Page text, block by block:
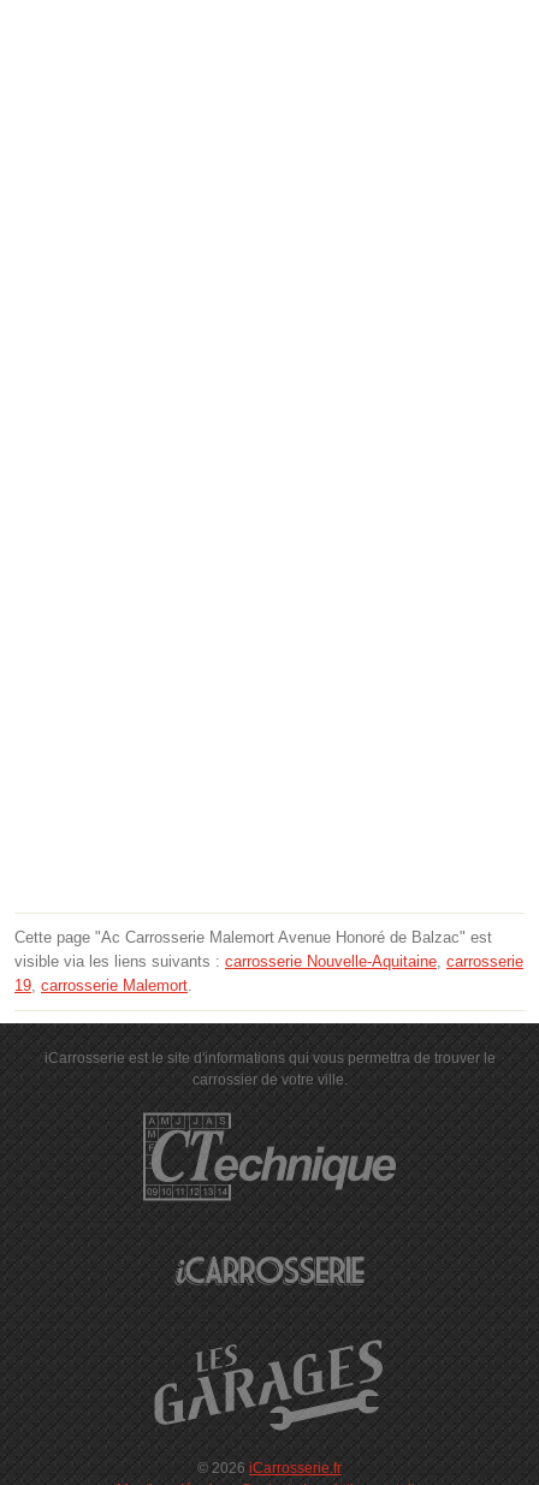
Cette page "Ac Carrosserie Malemort Avenue Honoré de Balzac" est
visible via les liens suivants : carrosserie Nouvelle-Aquitaine, carrosserie
19, carrosserie Malemort.
iCarrosserie est le site d'informations qui vous permettra de trouver le
carrossier de votre ville.
© 2026 iCarrosserie.fr